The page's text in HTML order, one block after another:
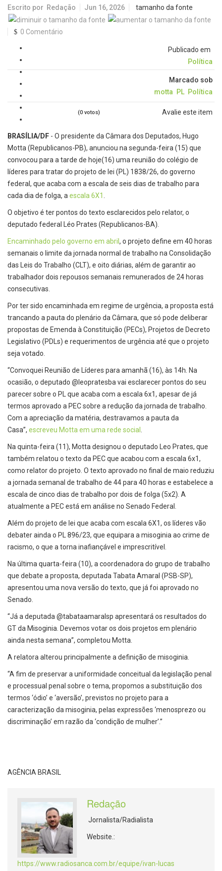
Escrito por Redação Jun 16, 2026 tamanho da fonte
0 Comentário
Publicado em
Política
Marcado sob
motta PL Política
Avalie este item
(0 votos)
BRASÍLIA/DF - O presidente da Câmara dos Deputados, Hugo
Motta (Republicanos-PB), anunciou na segunda-feira (15) que
convocou para a tarde de hoje(16) uma reunião do colégio de
líderes para tratar do projeto de lei (PL) 1838/26, do governo
federal, que acaba com a escala de seis dias de trabalho para
cada dia de folga, aescala 6X1 .
O objetivo é ter pontos do texto esclarecidos pelo relator, o
deputado federal Léo Prates (Republicanos-BA).
Encaminhado pelo governo em abril , o projeto define em 40 horas
semanais o limite da jornada normal de trabalho na Consolidação
das Leis do Trabalho (CLT), e oito diárias, além de garantir ao
trabalhador dois repousos semanais remunerados de 24 horas
consecutivas.
Por ter sido encaminhada em regime de urgência, a proposta está
trancando a pauta do plenário da Câmara, que só pode deliberar
propostas de Emenda à Constituição (PECs), Projetos de Decreto
Legislativo (PDLs) e requerimentos de urgência até que o projeto
seja votado.
“Convoquei Reunião de Líderes para amanhã (16), às 14h. Na
ocasião, o deputado @leopratesba vai esclarecer pontos do seu
parecer sobre o PL que acaba com a escala 6x1, apesar de já
termos aprovado a PEC sobre a redução da jornada de trabalho.
Com a apreciação da matéria, destravamos a pauta da
Casa”, escreveu Motta em uma rede social .
Na quinta-feira (11), Motta designou o deputado Leo Prates, que
também relatou o texto da PEC que acabou com a escala 6x1,
como relator do projeto. O texto aprovado no final de maio reduziu
a jornada semanal de trabalho de 44 para 40 horas e estabelece a
escala de cinco dias de trabalho por dois de folga (5x2). A
atualmente a PEC está em análise no Senado Federal.
Além do projeto de lei que acaba com escala 6X1, os líderes vão
debater ainda o PL 896/23, que equipara a misoginia ao crime de
racismo, o que a torna inafiançável e imprescritível.
Na última quarta-feira (10), a coordenadora do grupo de trabalho
que debate a proposta, deputada Tabata Amaral (PSB-SP),
apresentou uma nova versão do texto, que já foi aprovado no
Senado.
“Já a deputada @tabataamaralsp apresentará os resultados do
GT da Misoginia. Devemos votar os dois projetos em plenário
ainda nesta semana”, completou Motta.
A relatora alterou principalmente a definição de misoginia.
“A fim de preservar a uniformidade conceitual da legislação penal
e processual penal sobre o tema, propomos a substituição dos
termos ‘ódio’ e ‘aversão’, previstos no projeto para a
caracterização da misoginia, pelas expressões ‘menosprezo ou
discriminação’ em razão da ‘condição de mulher’.”
AGÊNCIA BRASIL
Redação
Jornalista/Radialista
Website.:
https://www.radiosanca.com.br/equipe/ivan-lucas